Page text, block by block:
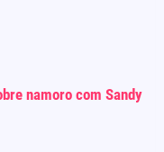
namoro com Sandy